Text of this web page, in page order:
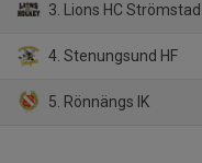
3. Lions HC Strömstad
4. Stenungsund HF
5. Rönnängs IK